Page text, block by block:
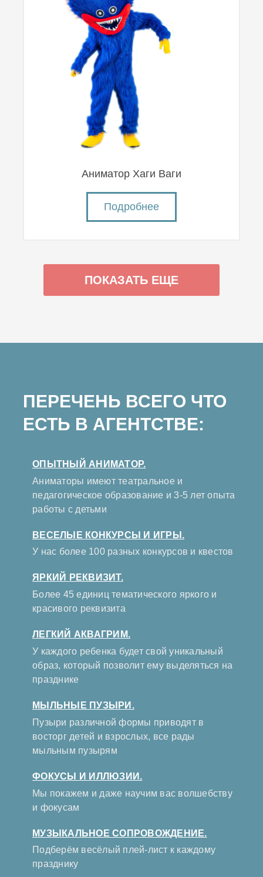
Аниматор Хаги Ваги
Подробнее
ПОКАЗАТЬ ЕЩЕ
ПЕРЕЧЕНЬ ВСЕГО ЧТО
ЕСТЬ В АГЕНТСТВЕ:
ОПЫТНЫЙ АНИМАТОР.
Аниматоры имеют театральное и
педагогическое образование и 3-5 лет опыта
работы с детьми
ВЕСЕЛЫЕ КОНКУРСЫ И ИГРЫ.
У нас более 100 разных конкурсов и квестов
ЯРКИЙ РЕКВИЗИТ.
Более 45 единиц тематического яркого и
красивого реквизита
ЛЕГКИЙ АКВАГРИМ.
У каждого ребенка будет свой уникальный
образ, который позволит ему выделяться на
празднике
МЫЛЬНЫЕ ПУЗЫРИ.
Пузыри различной формы приводят в
восторг детей и взрослых, все рады
мыльным пузырям
ФОКУСЫ И ИЛЛЮЗИИ.
Мы покажем и даже научим вас волшебству
и фокусам
МУЗЫКАЛЬНОЕ СОПРОВОЖДЕНИЕ.
Подберём весёлый плей-лист к каждому
празднику